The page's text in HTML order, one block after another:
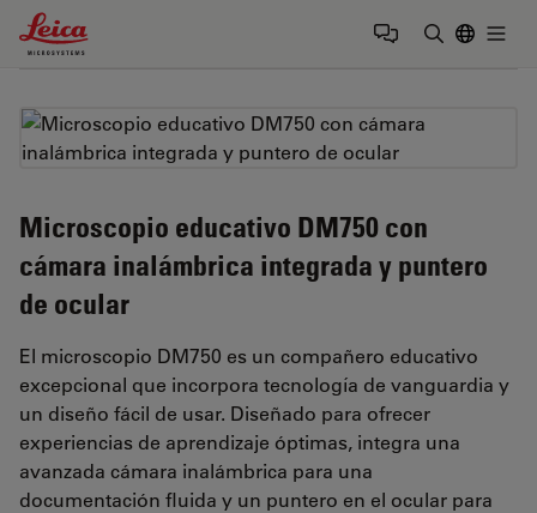
Leica Microsystems Logo
Microscopio educativo DM750 con
cámara inalámbrica integrada y puntero
de ocular
El microscopio DM750 es un compañero educativo
excepcional que incorpora tecnología de vanguardia y
un diseño fácil de usar. Diseñado para ofrecer
experiencias de aprendizaje óptimas, integra una
avanzada cámara inalámbrica para una
documentación fluida y un puntero en el ocular para